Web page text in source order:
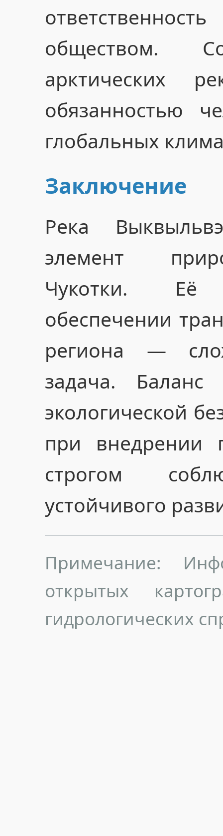
обществом.
арктических
обязанностью
глобальных
Заключение
Река
элемент
Чукотки. Её
обеспечении
региона —
задача.
экологической
при внедрении
строгом
устойчивого
Примечание:
открытых
гидрологических